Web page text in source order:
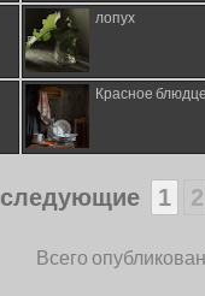
лопух
Красное блюдце
следующие 1 2
Всего